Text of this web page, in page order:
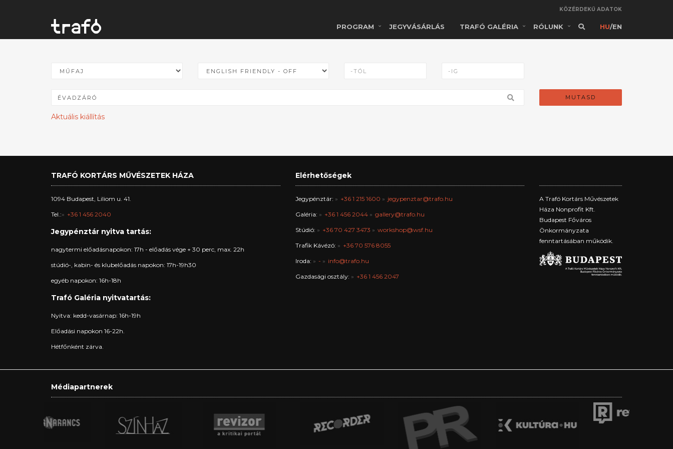
KÖZÉRDEKŰ ADATOK
PROGRAM JEGYVÁSÁRLÁS TRAFÓ GALÉRIA RÓLUNK HU/EN
MUTASD
Aktuális kiállítás
TRAFÓ KORTÁRS MŰVÉSZETEK HÁZA
1094 Budapest, Liliom u. 41.
Tel.: +36 1 456 2040
Jegypénztár nyitva tartás:
nagytermi előadásnapokon: 17h - előadás vége + 30 perc, max. 22h
stúdió-, kabin- és klubelőadás napokon: 17h-19h30
egyéb napokon: 16h-18h
Trafó Galéria nyitvatartás:
Nyitva: kedd-vasárnap: 16h-19h
Előadási napokon 16-22h.
Hétfőnként zárva.
Elérhetőségek
Jegypénztár: +36 1 215 1600 jegypenztar@trafo.hu
Galéria: +36 1 456 2044 gallery@trafo.hu
Stúdió: +36 70 427 3473 workshop@wsf.hu
Trafik Kávézó: +36 70 576 8055
Iroda: - info@trafo.hu
Gazdasági osztály: +36 1 456 2047
A Trafó Kortárs Művészetek
Háza Nonprofit Kft.
Budapest Főváros
Önkormányzata
fenntartásában működik.
Médiapartnerek